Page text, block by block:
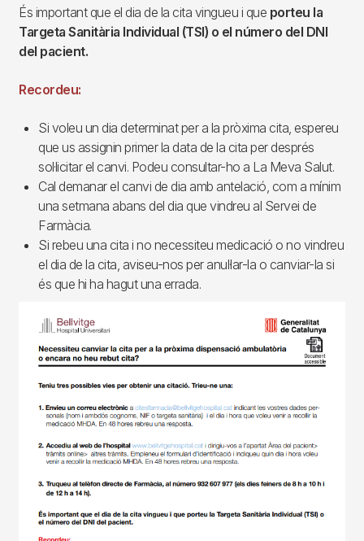
És important que el dia de la cita vingueu i que porteu la
Targeta Sanitària Individual (TSI) o el número del DNI
del pacient.
Recordeu:
Si voleu un dia determinat per a la pròxima cita, espereu
que us assignin primer la data de la cita per després
sol·licitar el canvi. Podeu consultar-ho a La Meva Salut.
Cal demanar el canvi de dia amb antelació, com a mínim
una setmana abans del dia que vindreu al Servei de
Farmàcia.
Si rebeu una cita i no necessiteu medicació o no vindreu
el dia de la cita, aviseu-nos per anul·lar-la o canviar-la si
és que hi ha hagut una errada.